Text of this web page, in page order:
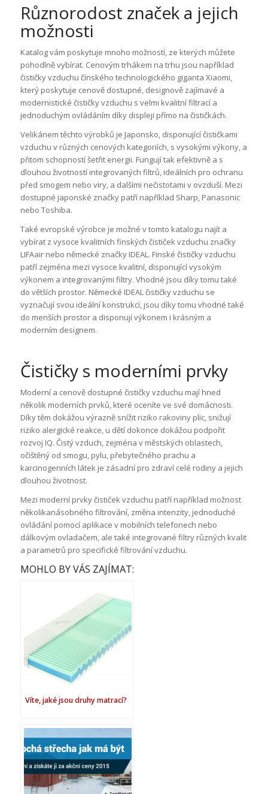
Různorodost značek a jejich
možnosti
Katalog vám poskytuje mnoho možností, ze kterých můžete
pohodlně vybírat. Cenovým trhákem na trhu jsou například
čističky vzduchu čínského technologického giganta Xiaomi,
který poskytuje cenově dostupné, designově zajímavé a
modernistické čističky vzduchu s velmi kvalitní filtrací a
jednoduchým ovládáním díky displeji přímo na čističkách.
Velikánem těchto výrobků je Japonsko, disponující čističkami
vzduchu v různých cenových kategoriích, s vysokými výkony, a
přitom schopností šetřit energii. Fungují tak efektivně a s
dlouhou životností integrovaných filtrů, ideálních pro ochranu
před smogem nebo viry, a dalšími nečistotami v ovzduší. Mezi
dostupné japonské značky patří například Sharp, Panasonic
nebo Toshiba.
Také evropské výrobce je možné v tomto katalogu najít a
vybírat z vysoce kvalitních finských čističek vzduchu značky
LIFAair nebo německé značky IDEAL. Finské čističky vzduchu
patří zejména mezi vysoce kvalitní, disponující vysokým
výkonem a integrovanými filtry. Vhodné jsou díky tomu také
do větších prostor. Německé IDEAL čističky vzduchu se
vyznačují svou ideální konstrukcí, jsou díky tomu vhodné také
do menších prostor a disponují výkonem i krásným a
moderním designem.
Čističky s moderními prvky
Moderní a cenově dostupné čističky vzduchu mají hned
několik moderních prvků, které oceníte ve své domácnosti.
Díky těm dokážou výrazně snížit riziko rakoviny plic, snižují
riziko alergické reakce, u dětí dokonce dokážou podpořit
rozvoj IQ. Čistý vzduch, zejména v městských oblastech,
očištěný od smogu, pylu, přebytečného prachu a
karcinogenních látek je zásadní pro zdraví celé rodiny a jejich
dlouhou životnost.
Mezi moderní prvky čističek vzduchu patří například možnost
několikanásobného filtrování, změna intenzity, jednoduché
ovládání pomocí aplikace v mobilních telefonech nebo
dálkovým ovladačem, ale také integrované filtry různých kvalit
a parametrů pro specifické filtrování vzduchu.
MOHLO BY VÁS ZAJÍMAT:
Víte, jaké jsou druhy matrací?